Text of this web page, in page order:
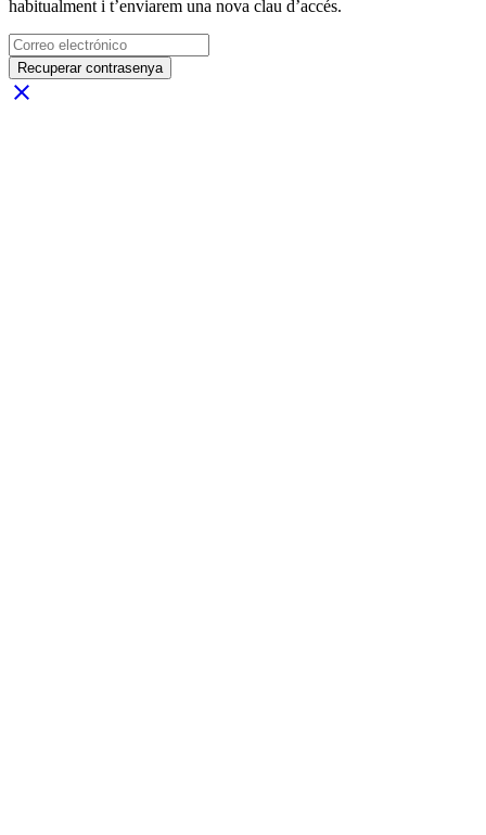
habitualment i t’enviarem una nova clau d’accés.
Recuperar contrasenya
close